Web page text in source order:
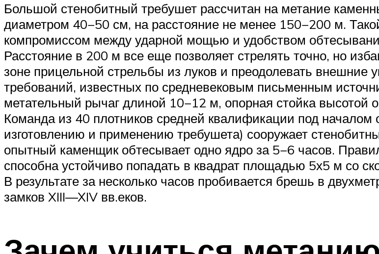
Большой стенобитный требушет рассчитан на метание
диаметром 40−50 см, на расстояние не менее 150−200 м.
компромиссом между ударной мощью и удобством
Расстояние в 200 м все еще позволяет стрелять точно, но
зоне прицельной стрельбы из луков и преодолевать внешние
требований, известных по средневековым письменным
метательный рычаг длиной 10−12 м, опорная стойка высотой
Команда из 40 плотников средней квалификации под началом
изготовлению и применению требушета) сооружает
опытный каменщик обтесывает одно ядро за 5−6 часов.
способна устойчиво попадать в квадрат площадью 5х5 м со
В результате за несколько часов пробивается брешь в
замков XIII—XIV вв.еков.